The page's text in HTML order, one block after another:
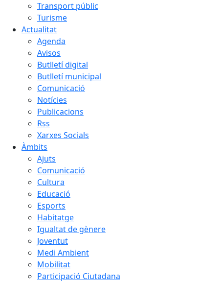
Transport públic
Turisme
Actualitat
Agenda
Avisos
Butlletí digital
Butlletí municipal
Comunicació
Notícies
Publicacions
Rss
Xarxes Socials
Àmbits
Ajuts
Comunicació
Cultura
Educació
Esports
Habitatge
Igualtat de gènere
Joventut
Medi Ambient
Mobilitat
Participació Ciutadana